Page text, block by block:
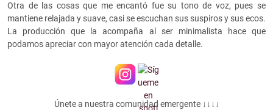
Otra de las cosas que me encantó fue su tono de voz, pues se
mantiene relajada y suave, casi se escuchan sus suspiros y sus ecos.
La producción que la acompaña al ser minimalista hace que
podamos apreciar con mayor atención cada detalle.
Únete a nuestra comunidad emergente ↓↓↓↓